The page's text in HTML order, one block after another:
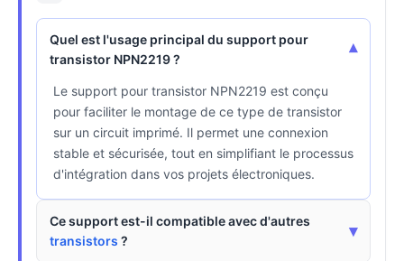
Quel est l'usage principal du support pour
transistor NPN2219 ?
▾
Le support pour transistor NPN2219 est conçu
pour faciliter le montage de ce type de transistor
sur un circuit imprimé. Il permet une connexion
stable et sécurisée, tout en simplifiant le processus
d'intégration dans vos projets électroniques.
Ce support est-il compatible avec d'autres
transistors ?
▾